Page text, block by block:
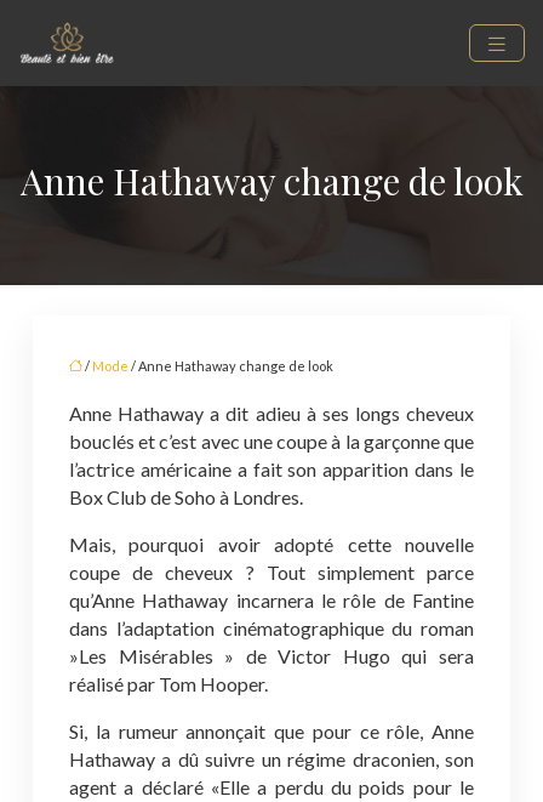
Anne Hathaway change de look
/ Mode / Anne Hathaway change de look
Anne Hathaway a dit adieu à ses longs cheveux
bouclés et c’est avec une coupe à la garçonne que
l’actrice américaine a fait son apparition dans le
Box Club de Soho à Londres.
Mais, pourquoi avoir adopté cette nouvelle
coupe de cheveux ? Tout simplement parce
qu’Anne Hathaway incarnera le rôle de Fantine
dans l’adaptation cinématographique du roman
»Les Misérables » de Victor Hugo qui sera
réalisé par Tom Hooper.
Si, la rumeur annonçait que pour ce rôle, Anne
Hathaway a dû suivre un régime draconien, son
agent a déclaré «Elle a perdu du poids pour le